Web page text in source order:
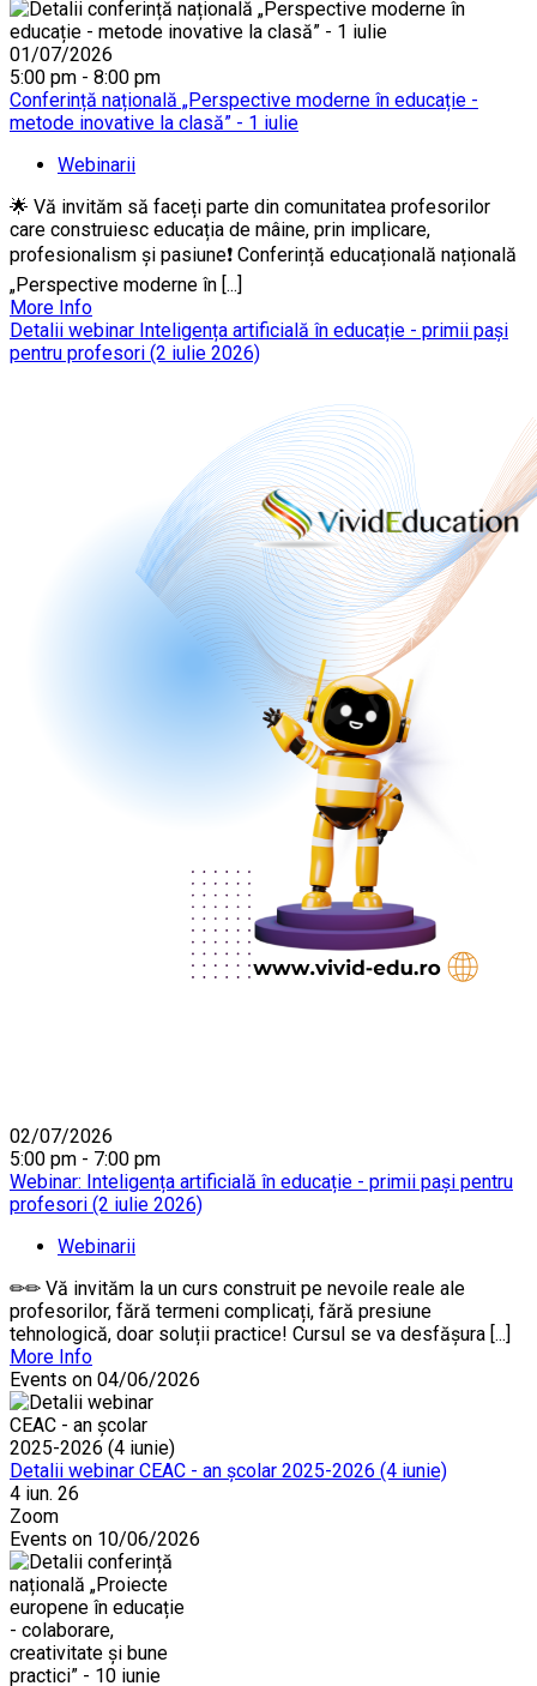
01/07/2026
5:00 pm - 8:00 pm
Conferință națională „Perspective moderne în educație -
metode inovative la clasă” - 1 iulie
Webinarii
🌟 Vă invităm să faceți parte din comunitatea profesorilor
care construiesc educația de mâine, prin implicare,
profesionalism și pasiune❗ Conferință educațională națională
„Perspective moderne în [...]
More Info
Detalii webinar Inteligența artificială în educație - primii pași
pentru profesori (2 iulie 2026)
02/07/2026
5:00 pm - 7:00 pm
Webinar: Inteligența artificială în educație - primii pași pentru
profesori (2 iulie 2026)
Webinarii
✏✏ Vă invităm la un curs construit pe nevoile reale ale
profesorilor, fără termeni complicați, fără presiune
tehnologică, doar soluții practice! Cursul se va desfășura [...]
More Info
Events on 04/06/2026
Detalii webinar CEAC - an școlar 2025-2026 (4 iunie)
4 iun. 26
Zoom
Events on 10/06/2026